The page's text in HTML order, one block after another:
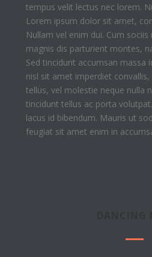
tempus velit lectus nec lorem.
Lorem ipsum dolor sit amet,
Nullam vel enim dui. Cum
magnis dis parturient montes,
Sed tincidunt accumsan massa
nisl sit amet imperdiet
tellus, vel molestie neque nulla
tincidunt tellus ac porta
lacus id bibendum. Mauris ut
feugiat sit amet enim in